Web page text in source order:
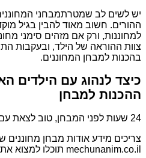
יש לשים לב שמטרתמבחני
ההורים. חשוב מאוד להבין בגיל
למחוננות, ורק אם מזהים סימני
צוות ההוראה של הילד, ובעקבות
בהכנות למבחן המחוננים.
כיצד לנהוג עם
ההכנות למבחן
24 שעות לפני המבחן, טוב לצאת עם כל המשפחה לבילוי משותף.
צריכים מידע אודות מבחן
mechunanim.co.il תוכלו למצוא את כל מה רציתם לדעת.